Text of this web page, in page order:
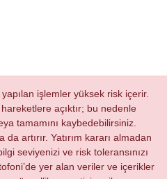
işlemler yüksek risk içerir.
açıktır; bu nedenle
tamamını kaybedebilirsiniz.
artırır. Yatırım kararı almadan
seviyenizi ve risk toleransınızı
yer alan veriler ve içerikler